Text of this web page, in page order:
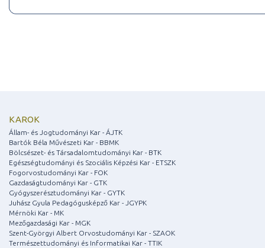
KAROK
Állam- és Jogtudományi Kar - ÁJTK
Bartók Béla Művészeti Kar - BBMK
Bölcsészet- és Társadalomtudományi Kar - BTK
Egészségtudományi és Szociális Képzési Kar - ETSZK
Fogorvostudományi Kar - FOK
Gazdaságtudományi Kar - GTK
Gyógyszerésztudományi Kar - GYTK
Juhász Gyula Pedagógusképző Kar - JGYPK
Mérnöki Kar - MK
Mezőgazdasági Kar - MGK
Szent-Györgyi Albert Orvostudományi Kar - SZAOK
Természettudományi és Informatikai Kar - TTIK